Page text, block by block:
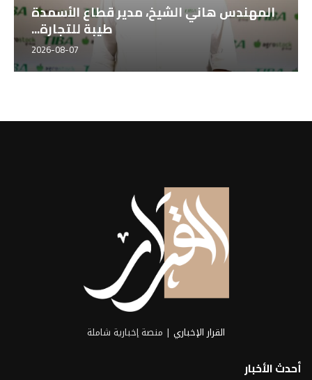
خوان جارسه ، مدير التصدير بشركة
أجروستوك الإسبانية...
2026-08-07
القرار الإخباري | منصة إخبارية شاملة
أحدث الأخبار